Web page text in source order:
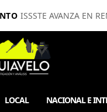
ISSSTE AVANZA EN
LOCAL NACIONAL E